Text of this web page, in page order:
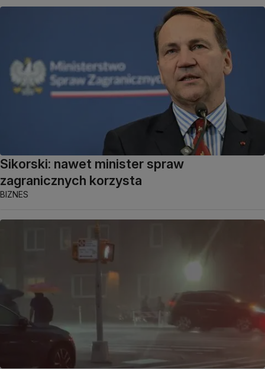
Sikorski: nawet minister spraw
zagranicznych korzysta
BIZNES